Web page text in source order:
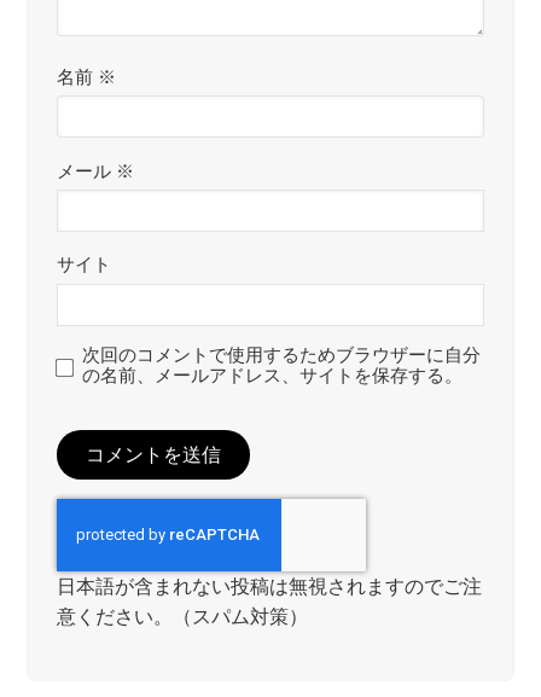
名前 ※
メール ※
サイト
次回のコメントで使用するためブラウザーに自分
の名前、メールアドレス、サイトを保存する。
日本語が含まれない投稿は無視されますのでご注
意ください。（スパム対策）